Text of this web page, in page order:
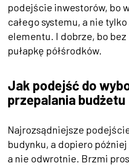
podejście inwestorów, bo
całego systemu, a nie
elementu. I dobrze, bo bez
pułapkę półśrodków.
Jak podejść do
przepalania budżetu
Najrozsądniejsze
budynku, a dopiero
a nie odwrotnie. Brzmi